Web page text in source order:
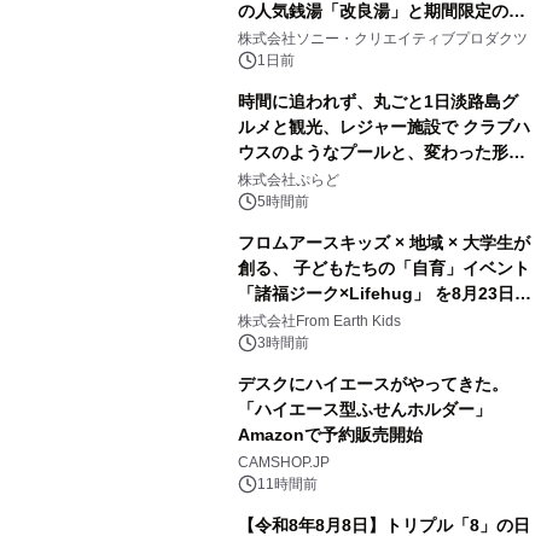
の人気銭湯「改良湯」と期間限定のコ
ラボレーション サウナイキタイコラ
ボグッズも発売決定！
株式会社ソニー・クリエイティブプロダクツ
1日前
時間に追われず、丸ごと1日淡路島グ
ルメと観光、レジャー施設で クラブハ
ウスのようなプールと、変わった形の
サウナも 「THE BOXY AWAJI」のお
得な素泊まり連泊プランで
株式会社ぷらど
5時間前
フロムアースキッズ × 地域 × 大学生が
創る、 子どもたちの「自育」イベント
「諸福ジーク×Lifehug」 を8月23日
(日)開催
株式会社From Earth Kids
3時間前
デスクにハイエースがやってきた。
「ハイエース型ふせんホルダー」
Amazonで予約販売開始
CAMSHOP.JP
11時間前
【令和8年8月8日】トリプル「8」の日